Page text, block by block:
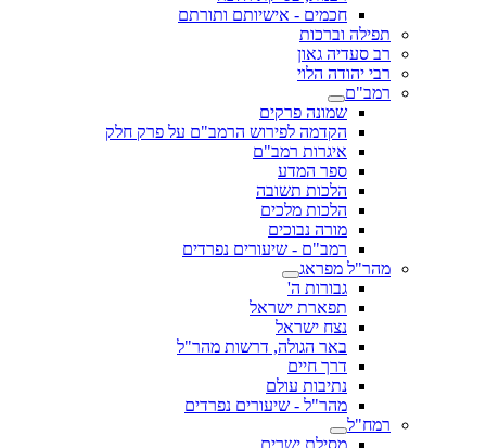
חכמים - אישיותם ותורתם
תפילה וברכות
רב סעדיה גאון
רבי יהודה הלוי
רמב"ם
שמונה פרקים
הקדמה לפירוש הרמב"ם על פרק חלק
איגרות רמב"ם
ספר המדע
הלכות תשובה
הלכות מלכים
מורה נבוכים
רמב"ם - שיעורים נפרדים
מהר"ל מפראג
גבורות ה'
תפארת ישראל
נצח ישראל
באר הגולה, דרשות מהר"ל
דרך חיים
נתיבות עולם
מהר"ל - שיעורים נפרדים
רמח"ל
מסילת ישרים